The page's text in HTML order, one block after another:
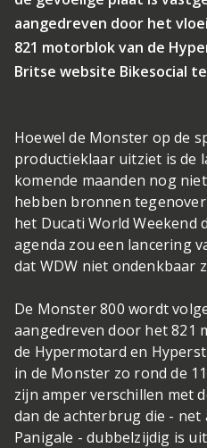
aangedreven door het
821 motorblok van de
Britse website Bikesocial
Hoewel de Monster op de
productieklaar uitziet is de
komende maanden nog
hebben bronnen
het Ducati World Weekend
agenda zou een lancering
dat WDW niet ondenkbaar
De Monster 800 wordt
aangedreven door het 821
de Hypermotard en
in de Monster zo rond de
zijn amper verschillen met
dan de achterbrug die -
Panigale - dubbelzijdig is